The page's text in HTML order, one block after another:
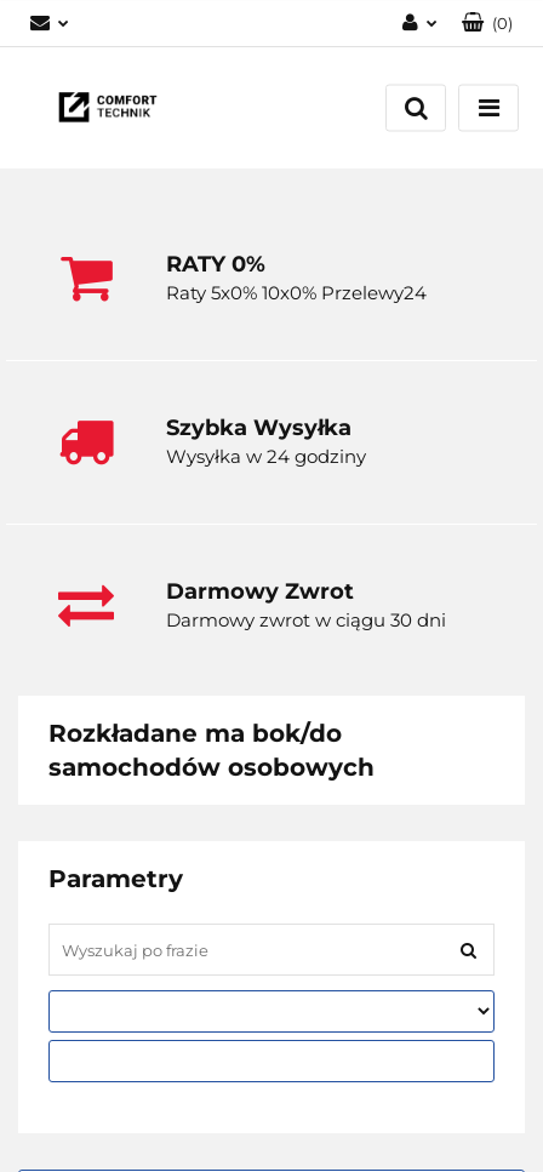
Zaloguj się
Zarejestruj się
(0)
RATY 0%
Raty 5x0% 10x0% Przelewy24
Szybka Wysyłka
Wysyłka w 24 godziny
Darmowy Zwrot
Darmowy zwrot w ciągu 30 dni
Rozkładane ma bok/do
samochodów osobowych
Parametry